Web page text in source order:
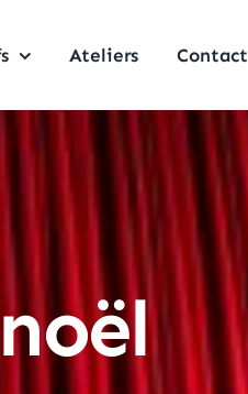
Ateliers Contact